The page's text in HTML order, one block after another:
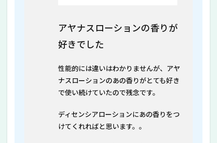
アヤナスローションの香りが
好きでした
性能的には違いはわかりませんが、アヤ
ナスローションのあの香りがとても好き
で使い続けていたので残念です。
ディセンシアローションにあの香りをつ
けてくれればと思います。。